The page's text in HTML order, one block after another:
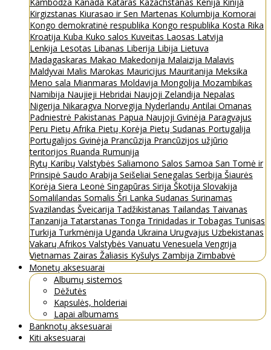
Kirgizstanas Kiurasao ir Sen Martenas Kolumbija Komorai
Kongo demokratinė respublika Kongo respublika Kosta Rika
Kroatija Kuba Kuko salos Kuveitas Laosas Latvija
Lenkija Lesotas Libanas Liberija Libija Lietuva
Madagaskaras Makao Makedonija Malaizija Malavis
Maldyvai Malis Marokas Mauricijus Mauritanija Meksika
Meno sala Mianmaras Moldavija Mongolija Mozambikas
Namibija Naujieji Hebridai Naujoji Zelandija Nepalas
Nigerija Nikaragva Norvegija Nyderlandų Antilai Omanas
Padniestrė Pakistanas Papua Naujoji Gvinėja Paragvajus
Peru Pietų Afrika Pietų Korėja Pietų Sudanas Portugalija
Portugalijos Gvinėja Prancūzija Prancūzijos užjūrio
teritorijos Ruanda Rumunija
Rytų Karibų Valstybės Saliamono Salos Samoa San Tomė ir
Prinsipė Saudo Arabija Seišeliai Senegalas Serbija Šiaurės
Korėja Siera Leonė Singapūras Sirija Škotija Slovakija
Somalilandas Somalis Šri Lanka Sudanas Surinamas
Svazilandas Šveicarija Tadžikistanas Tailandas Taivanas
Tanzanija Tatarstanas Tonga Trinidadas ir Tobagas Tunisas
Turkija Turkmėnija Uganda Ukraina Urugvajus Uzbekistanas
Vakarų Afrikos Valstybės Vanuatu Venesuela Vengrija
Vietnamas Zairas Žaliasis Kyšulys Zambija Zimbabvė
Monetų aksesuarai
Albumų sistemos
Dėžutės
Kapsulės, holderiai
Lapai albumams
Banknotų aksesuarai
Kiti aksesuarai